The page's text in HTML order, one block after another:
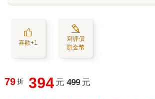
喜歡+1
寫評價
賺金幣
79 折 394 元 499 元